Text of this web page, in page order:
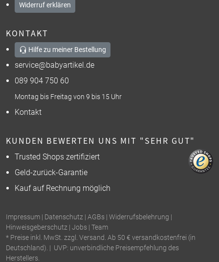
Widerruf erklären
KONTAKT
Hilfe zu meiner Bestellung
service@babyartikel.de
089 904 750 60
Montag bis Freitag von 9 bis 15 Uhr
Kontakt
KUNDEN BEWERTEN UNS MIT "SEHR GUT"
Trusted Shops zertifiziert
Geld-zurück-Garantie
Kauf auf Rechnung möglich
Impressum | Datenschutz | AGBs | Widerrufsbelehrung |
Hinweisgeberschutz | Jobs | Team
* Preise inkl. MwSt. zzgl. Versand. Ab 50 € versandkostenfrei (in
Deutschland). | UVP: unverbindliche Preisempfehlung des
Herstellers.